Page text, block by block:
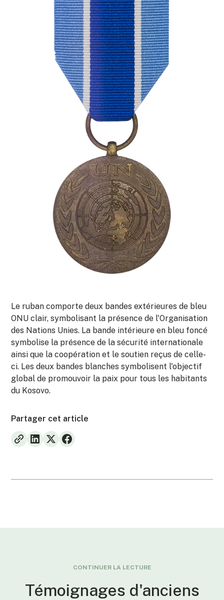
Le ruban comporte deux bandes extérieures de bleu
ONU clair, symbolisant la présence de l'Organisation
des Nations Unies. La bande intérieure en bleu foncé
symbolise la présence de la sécurité internationale
ainsi que la coopération et le soutien reçus de celle-
ci. Les deux bandes blanches symbolisent l'objectif
global de promouvoir la paix pour tous les habitants
du Kosovo.
Partager cet article
CONTINUER LA LECTURE
Témoignages d'anciens